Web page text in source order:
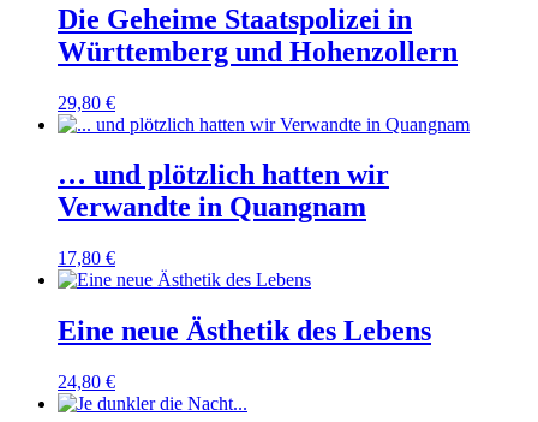
Die Geheime Staatspolizei in
Württemberg und Hohenzollern
29,80 €
… und plötzlich hatten wir
Verwandte in Quangnam
17,80 €
Eine neue Ästhetik des Lebens
24,80 €